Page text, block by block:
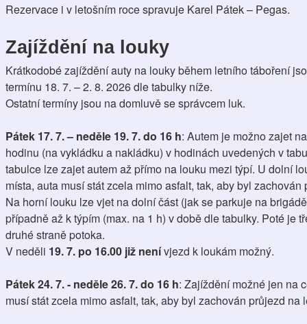
Rezervace i v letošním roce spravuje Karel Pátek – Pegas.
Zajíždění na louky
Krátkodobé zajíždění auty na louky během letního táboření
termínu 18. 7. – 2. 8. 2026 dle tabulky níže.
Ostatní termíny jsou na domluvě se správcem luk.
Pátek 17. 7. – neděle 19. 7. do 16 h: Autem je možno zajet
hodinu (na vykládku a nakládku) v hodinách uvedených v
tabulce lze zajet autem až přímo na louku mezi týpí. U dolní
místa, auta musí stát zcela mimo asfalt, tak, aby byl
Na horní louku lze vjet na dolní část (jak se parkuje na
případně až k týpím (max. na 1 h) v době dle tabulky. Poté je
druhé straně potoka.
V neděli 19. 7. po 16.00 již není vjezd k loukám možný.
Pátek 24. 7. - neděle 26. 7. do 16 h: Zajíždění možné jen na
musí stát zcela mimo asfalt, tak, aby byl zachován průjezd na